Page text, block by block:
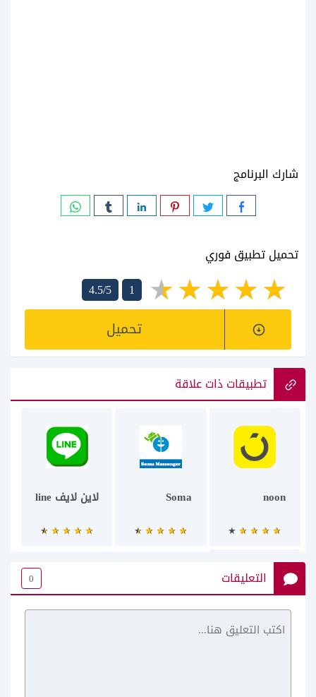
شارك البرنامج
تحميل تطبيق فوري
4.5/5
1
تحميل
تطبيقات ذات علاقة
noon
Soma لاين لايف line
ترجمة الماني
التعليقات 0